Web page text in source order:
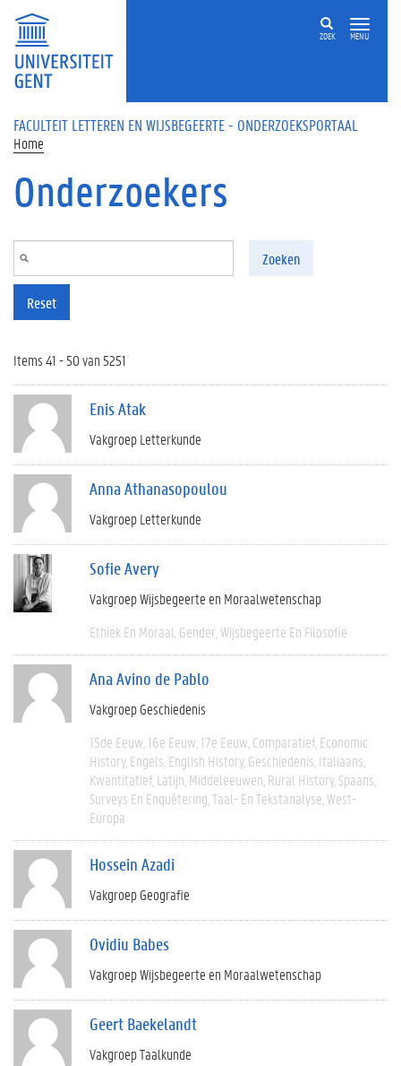
Overslaan en naar de inhoud gaan
ZOEK MENU
FACULTEIT LETTEREN EN WIJSBEGEERTE - ONDERZOEKSPORTAAL
Home
Onderzoekers
Zoeken
Reset
Items 41 - 50 van 5251
Enis Atak
Vakgroep Letterkunde
Anna Athanasopoulou
Vakgroep Letterkunde
Sofie Avery
Vakgroep Wijsbegeerte en Moraalwetenschap
Ethiek En Moraal Gender Wijsbegeerte En Filosofie
Ana Avino de Pablo
Vakgroep Geschiedenis
15de Eeuw 16e Eeuw 17e Eeuw Comparatief Economic
History Engels English History Geschiedenis Italiaans
Kwantitatief Latijn Middeleeuwen Rural History Spaans
Surveys En Enquêtering Taal- En Tekstanalyse West-
Europa
Hossein Azadi
Vakgroep Geografie
Ovidiu Babes
Vakgroep Wijsbegeerte en Moraalwetenschap
Geert Baekelandt
Vakgroep Taalkunde